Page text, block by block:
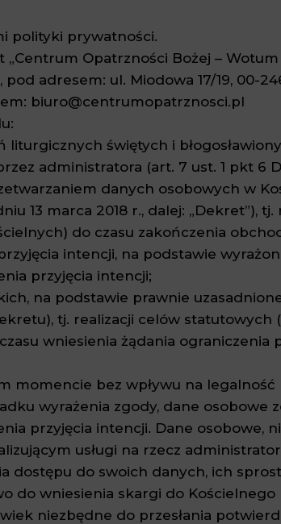
polityki prywatności.
Opatrzności Bożej – Wotum
adresem: ul. Miodowa 17/19, 00-
biuro@centrumopatrznosci.pl
liturgicznych świętych i
administratora (art. 7 ust. 1 pkt 6
danych osobowych w
13 marca 2018 r., dalej: „Dekret”),
do czasu zakończenia
intencji, na podstawie
przyjęcia intencji;
na podstawie prawnie
tj. realizacji celów statutowych
wniesienia żądania
momencie bez wpływu na
wyrażenia zgody, dane osobowe
przyjęcia intencji. Dane osobowe,
usługi na rzecz
dostępu do swoich danych, ich
do wniesienia skargi do
niezbędne do przesłania